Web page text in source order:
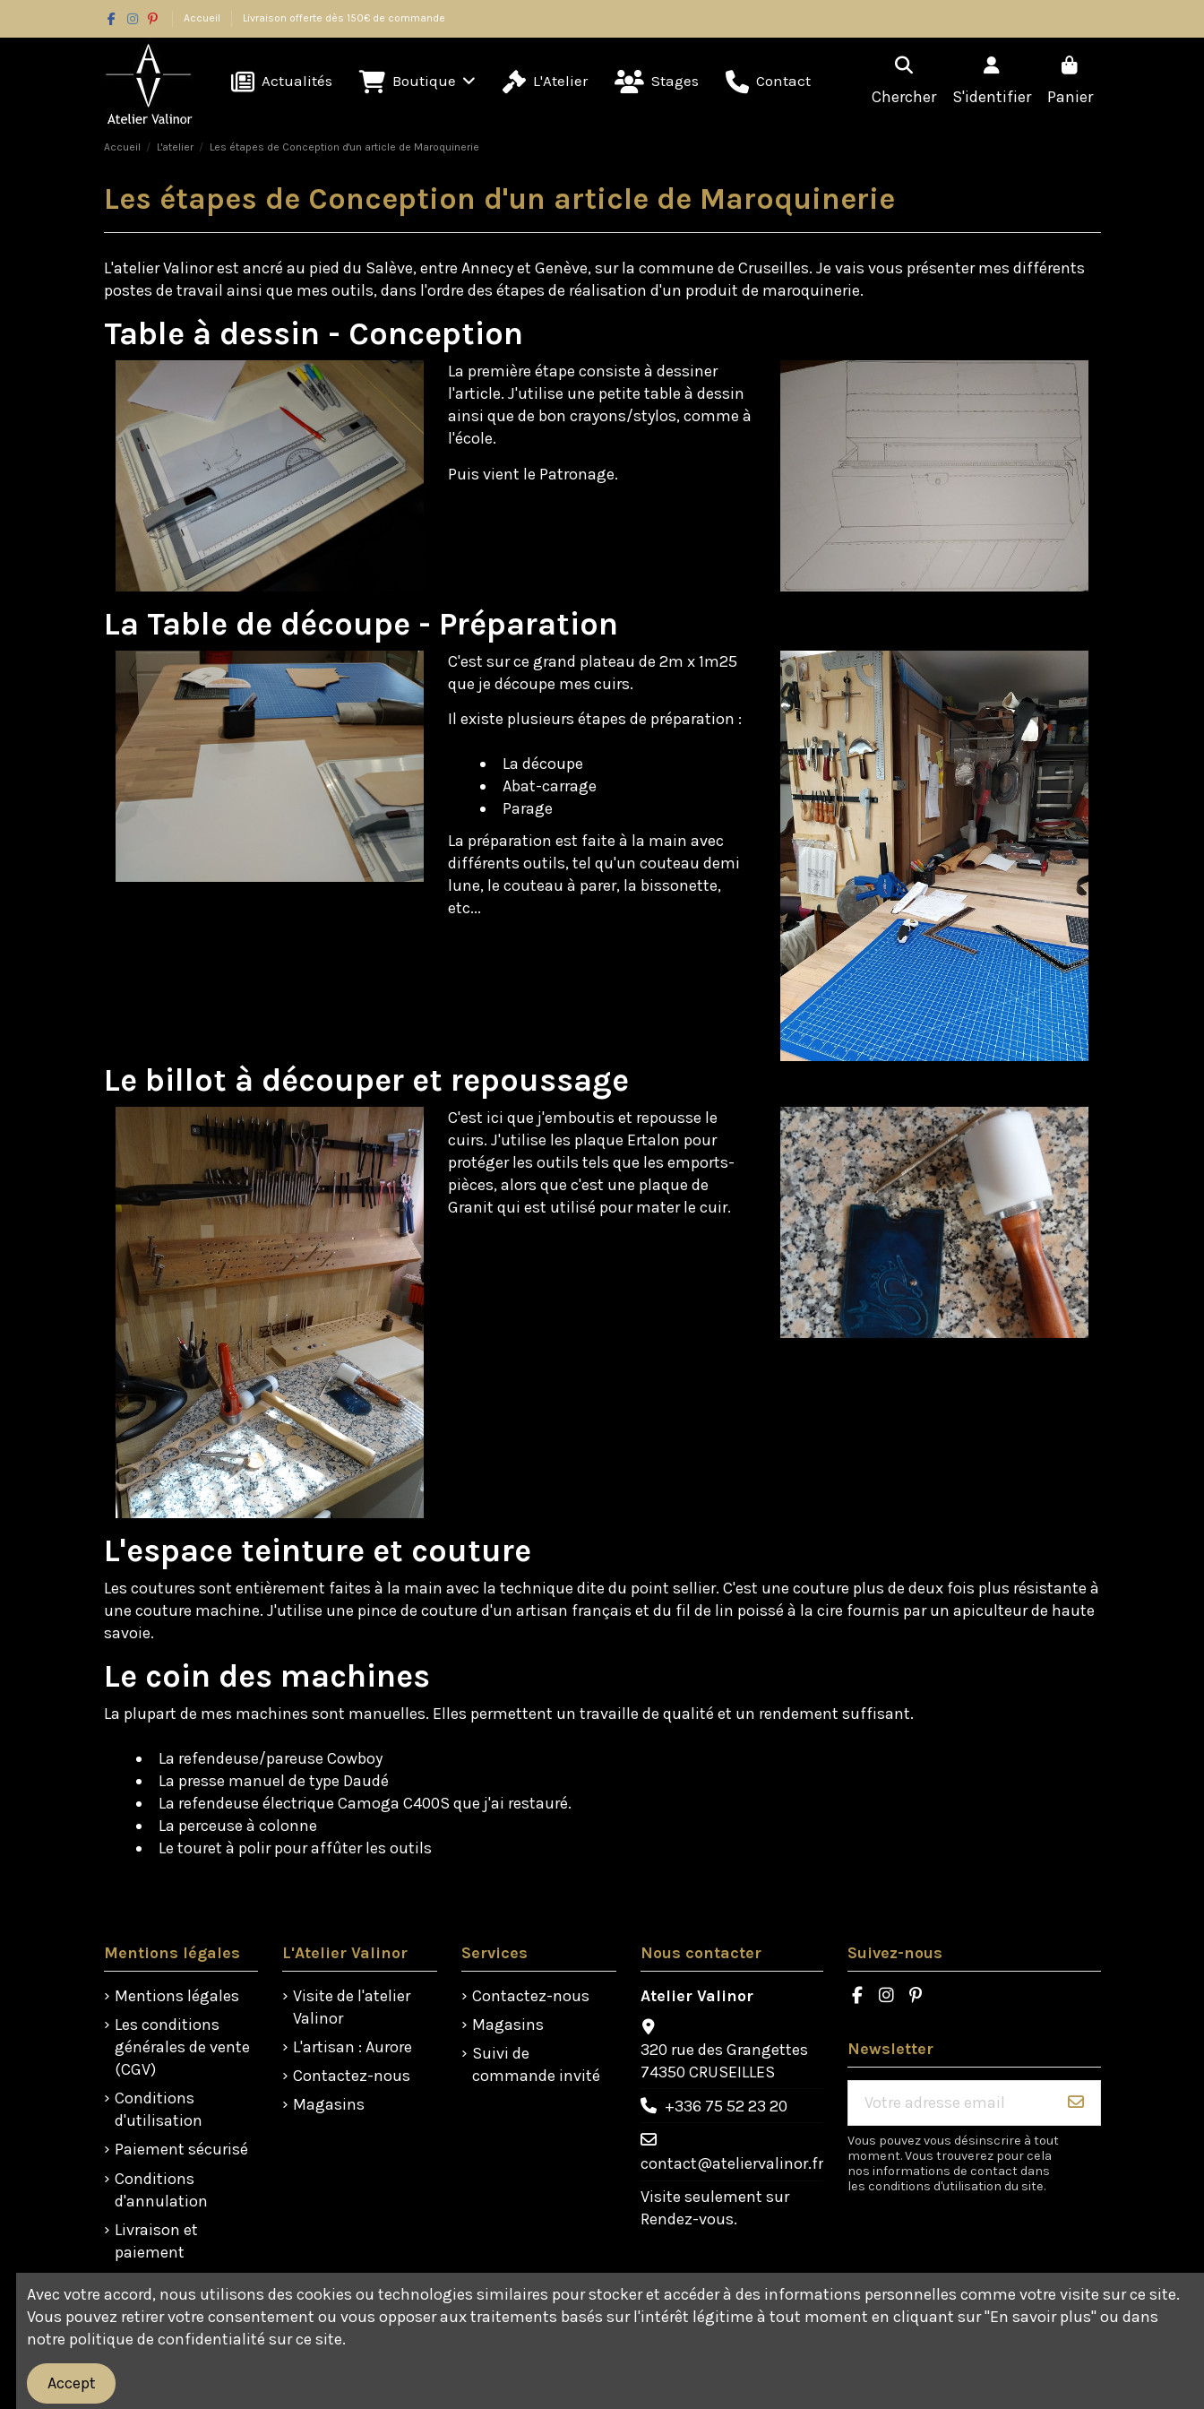
Accueil Livraison offerte dès 150€ de commande
Actualités Boutique L'Atelier Stages Contact
Chercher S'identifier Panier
Accueil L'atelier Les étapes de Conception d'un article de Maroquinerie
Les étapes de Conception d'un article de Maroquinerie
L'atelier Valinor est ancré au pied du Salève, entre Annecy et Genève, sur la commune de Cruseilles. Je vais vous présenter mes différents
postes de travail ainsi que mes outils, dans l'ordre des étapes de réalisation d'un produit de maroquinerie.
Table à dessin - Conception
La première étape consiste à dessiner
l'article. J'utilise une petite table à dessin
ainsi que de bon crayons/stylos, comme à
l'école.
Puis vient le Patronage.
La Table de découpe - Préparation
C'est sur ce grand plateau de 2m x 1m25
que je découpe mes cuirs.
Il existe plusieurs étapes de préparation :
La découpe
Abat-carrage
Parage
La préparation est faite à la main avec
différents outils, tel qu'un couteau demi
lune, le couteau à parer, la bissonette,
etc...
Le billot à découper et repoussage
C'est ici que j'emboutis et repousse le
cuirs. J'utilise les plaque Ertalon pour
protéger les outils tels que les emports-
pièces, alors que c'est une plaque de
Granit qui est utilisé pour mater le cuir.
L'espace teinture et couture
Les coutures sont entièrement faites à la main avec la technique dite du point sellier. C'est une couture plus de deux fois plus résistante à
une couture machine. J'utilise une pince de couture d'un artisan français et du fil de lin poissé à la cire fournis par un apiculteur de haute
savoie.
Le coin des machines
La plupart de mes machines sont manuelles. Elles permettent un travaille de qualité et un rendement suffisant.
La refendeuse/pareuse Cowboy
La presse manuel de type Daudé
La refendeuse électrique Camoga C400S que j'ai restauré.
La perceuse à colonne
Le touret à polir pour affûter les outils
Mentions légales
Mentions légales
Les conditions
générales de vente
(CGV)
Conditions
d'utilisation
Paiement sécurisé
Conditions
d'annulation
Livraison et
paiement
confidentialité
Respect de
l'environnement
Plan du site
L'Atelier Valinor
Visite de l'atelier
Valinor
L'artisan : Aurore
Contactez-nous
Magasins
Services
Contactez-nous
Magasins
Suivi de
commande invité
Nous contacter
Atelier Valinor
320 rue des Grangettes
74350 CRUSEILLES
+336 75 52 23 20
contact@ateliervalinor.fr
Visite seulement sur
Rendez-vous.
Suivez-nous
Newsletter
Vous pouvez vous désinscrire à tout
moment. Vous trouverez pour cela
nos informations de contact dans
les conditions d'utilisation du site.
Avec votre accord, nous utilisons des cookies ou technologies similaires pour stocker et accéder à des informations personnelles comme votre visite sur ce site.
Vous pouvez retirer votre consentement ou vous opposer aux traitements basés sur l'intérêt légitime à tout moment en cliquant sur "En savoir plus" ou dans
notre politique de confidentialité sur ce site.
Accept